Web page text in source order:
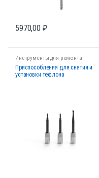
5970,00 ₽
Инструменты для ремонта
форсунок
Приспособления для снятия и
установки тефлона